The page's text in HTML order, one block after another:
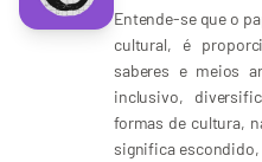
Entende-se que o
cultural, é
saberes e meios
inclusivo,
formas de cultura,
significa